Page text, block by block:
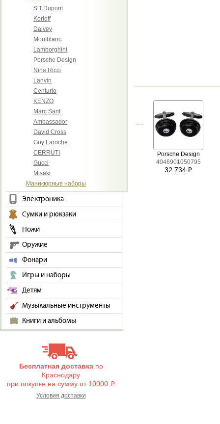
S.T.Dupont
Korloff
Dalvey
Montblanc
Lamborghini
Porsche Design
Nina Ricci
Lanvin
Centurio
KENZO
Marc Sant
Ambassador
David Cross
Guy Laroche
CERRUTI
Gucci
Misaki
Маникюрные наборы
Электроника
Сумки и рюкзаки
Ножи
Оружие
Фонари
Игры и наборы
Детям
Музыкальные инструменты
Книги и альбомы
Бесплатная доставкапо
Краснодару
при покупке на сумму от 10000 i
Условия доставки
Porsche Design
4046901050795
32 734 i